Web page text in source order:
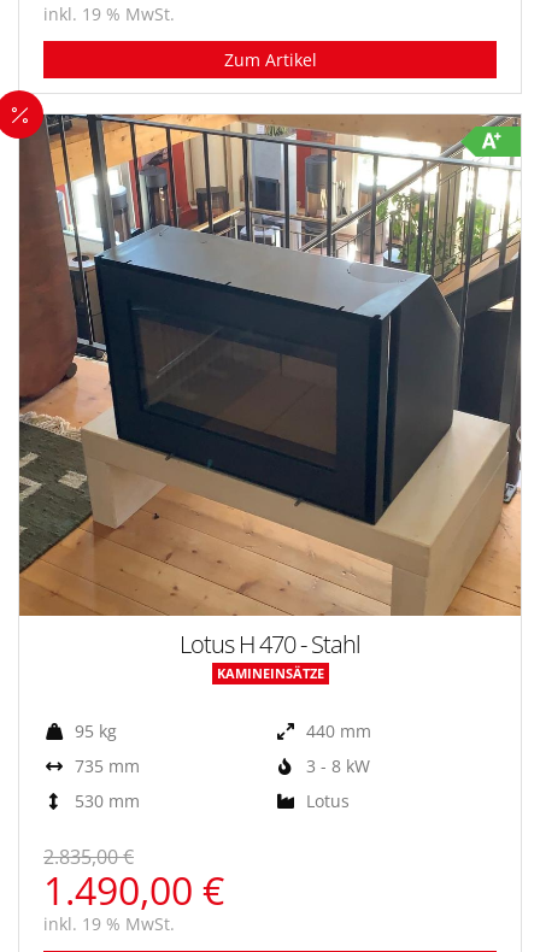
inkl. 19 % MwSt.
Zum Artikel
Lotus H 470 - Stahl
KAMINEINSÄTZE
95 kg
735 mm
530 mm
440 mm
3 - 8 kW
Lotus
2.835,00 €
1.490,00 €
inkl. 19 % MwSt.